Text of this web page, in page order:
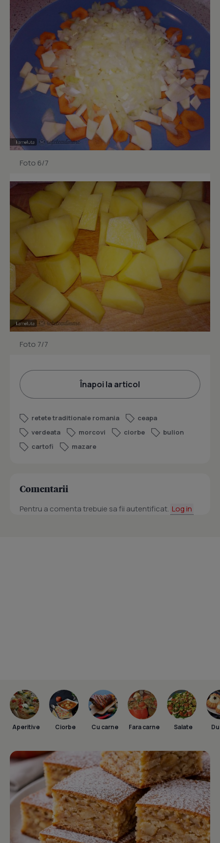
Foto 6/7
Foto 7/7
Înapoi la articol
retete traditionale romania
ceapa
verdeata
morcovi ciorbe
bulion
cartofi
mazare
Comentarii
Pentru a comenta trebuie sa fii autentificat. Log in
Aperitive Ciorbe Cu carne Fara carne Salate